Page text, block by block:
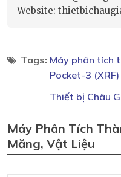
Website:
Tags: Máy phân tích
Pocket-3 (XRF)
Thiết bị Châu
Máy Phân Tích
Măng, Vật Liệu